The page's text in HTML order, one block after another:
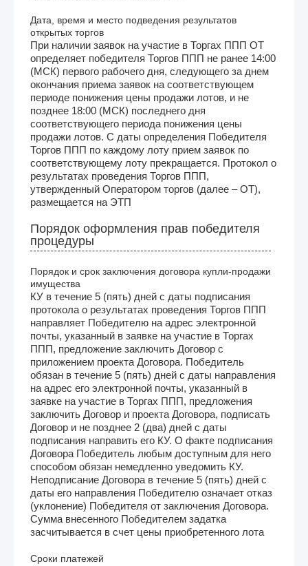
Дата, время и место подведения результатов
открытых торгов
При наличии заявок на участие в Торгах ППП ОТ
определяет победителя Торгов ППП не ранее 14:00
(МСК) первого рабочего дня, следующего за днем
окончания приема заявок на соответствующем
периоде понижения цены продажи лотов, и не
позднее 18:00 (МСК) последнего дня
соответствующего периода понижения цены
продажи лотов. С даты определения Победителя
Торгов ППП по каждому лоту прием заявок по
соответствующему лоту прекращается. Протокол о
результатах проведения Торгов ППП,
утвержденный Оператором торгов (далее – ОТ),
размещается на ЭТП
Порядок оформления прав победителя
процедуры
Порядок и срок заключения договора купли-продажи
имущества
КУ в течение 5 (пять) дней с даты подписания
протокола о результатах проведения Торгов ППП
направляет Победителю на адрес электронной
почты, указанный в заявке на участие в Торгах
ППП, предложение заключить Договор с
приложением проекта Договора. Победитель
обязан в течение 5 (пять) дней с даты направления
на адрес его электронной почты, указанный в
заявке на участие в Торгах ППП, предложения
заключить Договор и проекта Договора, подписать
Договор и не позднее 2 (два) дней с даты
подписания направить его КУ. О факте подписания
Договора Победитель любым доступным для него
способом обязан немедленно уведомить КУ.
Неподписание Договора в течение 5 (пять) дней с
даты его направления Победителю означает отказ
(уклонение) Победителя от заключения Договора.
Сумма внесенного Победителем задатка
засчитывается в счет цены приобретенного лота
Сроки платежей